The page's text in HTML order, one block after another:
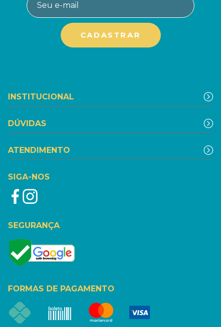
INSTITUCIONAL
DÚVIDAS
ATENDIMENTO
SIGA-NOS
SEGURANÇA
FORMAS DE PAGAMENTO